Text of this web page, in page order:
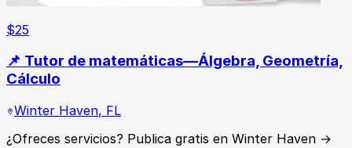
$25
📌 Tutor de matemáticas—Álgebra, Geometría,
Cálculo
Winter Haven, FL
¿Ofreces servicios? Publica gratis en Winter Haven →